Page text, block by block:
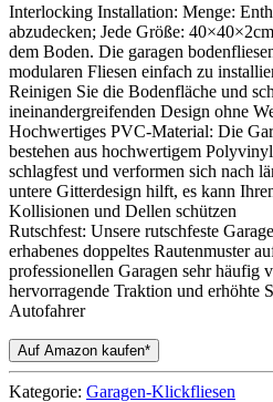
Interlocking Installation: Menge:
abzudecken; Jede Größe:
dem Boden. Die garagen
modularen Fliesen einfach zu
Reinigen Sie die Bodenfläche und
ineinandergreifenden Design ohne
Hochwertiges PVC-Material: Die
bestehen aus hochwertigem
schlagfest und verformen sich nach
untere Gitterdesign hilft, es kann
Kollisionen und Dellen schützen
Rutschfest: Unsere rutschfeste
erhabenes doppeltes Rautenmuster
professionellen Garagen sehr häufig
hervorragende Traktion und erhöhte
Autofahrer
Auf Amazon kaufen*
Kategorie: Garagen-Klickfliesen